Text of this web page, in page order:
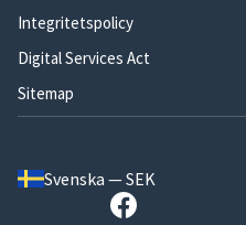
Integritetspolicy
Digital Services Act
Sitemap
Svenska — SEK